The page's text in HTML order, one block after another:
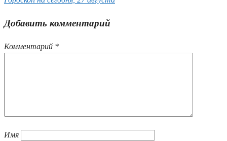
Добавить комментарий
Комментарий *
Имя